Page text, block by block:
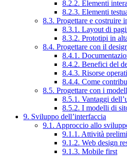
8.2.2. Elementi
8.2.3. Elementi
8.3. Progettare e costruire
8.3.1. Layout di
8.3.2. Prototipi in
8.4. Progettare con il
8.4.1.
8.4.2. Benefici del
8.4.3. Risorse
8.4.4. Come
8.5. Progettare con i
8.5.1. Vantaggi
8.5.2. I modelli di
9. Sviluppo dell’interfaccia
9.1. Approccio allo
9.1.1. Attività
9.1.2. Web design
9.1.3. Mobile first